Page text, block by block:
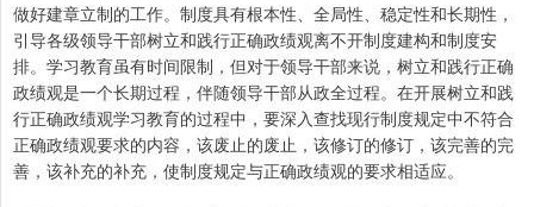
做好建章立制的工作。制度具有根本性、全局性、稳定性和长期性，
引导各级领导干部树立和践行正确政绩观离不开制度建构和制度安
排。学习教育虽有时间限制，但对于领导干部来说，树立和践行正确
政绩观是一个长期过程，伴随领导干部从政全过程。在开展树立和践
行正确政绩观学习教育的过程中，要深入查找现行制度规定中不符合
正确政绩观要求的内容，该废止的废止，该修订的修订，该完善的完
善，该补充的补充，使制度规定与正确政绩观的要求相适应。